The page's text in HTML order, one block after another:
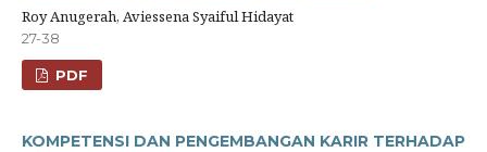
Roy Anugerah, Aviessena Syaiful Hidayat
27-38
PDF
KOMPETENSI DAN PENGEMBANGAN KARIR TERHADAP